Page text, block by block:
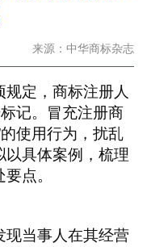
来源：中华商标杂志
规定，商标注册人
记。冒充注册商
使用行为，扰乱
以具体案例，梳理
点。
现当事人在其经营